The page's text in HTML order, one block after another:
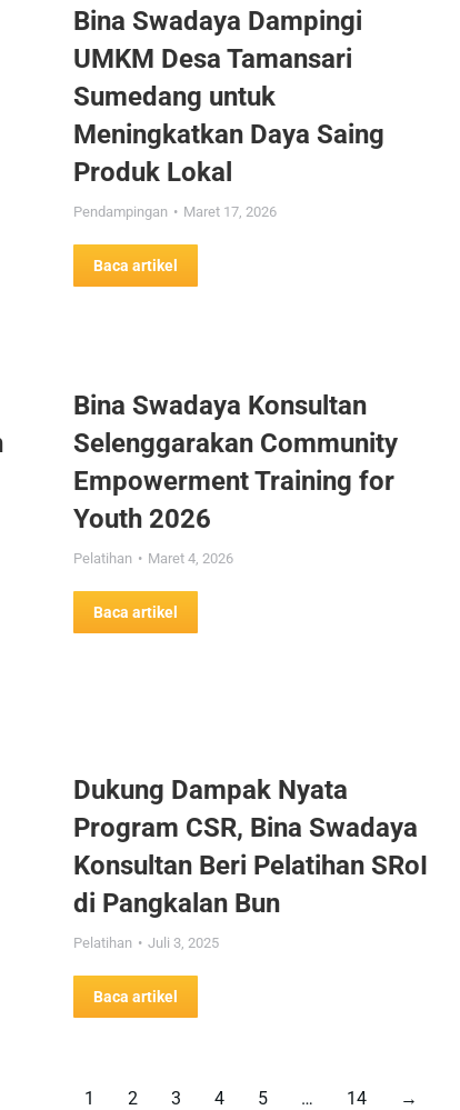
Bina Swadaya Dampingi
UMKM Desa Tamansari
Sumedang untuk
Meningkatkan Daya Saing
Produk Lokal
Pendampingan Maret 17, 2026
Baca artikel
Bina Swadaya Konsultan
Selenggarakan Community
Empowerment Training for
Youth 2026
Pelatihan Maret 4, 2026
Baca artikel
Dukung Dampak Nyata
Program CSR, Bina Swadaya
Konsultan Beri Pelatihan SRoI
di Pangkalan Bun
Pelatihan Juli 3, 2025
Baca artikel
1 2 3 4 5 … 14 →